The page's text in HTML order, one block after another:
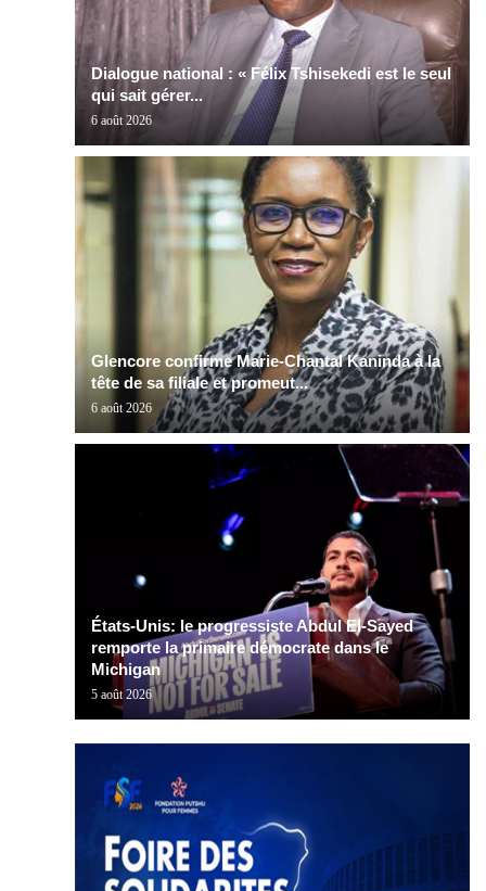
Dialogue national : « Félix Tshisekedi est le seul
qui sait gérer...
6 août 2026
Glencore confirme Marie-Chantal Kaninda à la
tête de sa filiale et promeut...
6 août 2026
États-Unis: le progressiste Abdul El-Sayed
remporte la primaire démocrate dans le
Michigan
5 août 2026